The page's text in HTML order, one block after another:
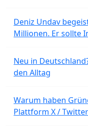
Deniz Undav
Millionen. Er sollte
Neu in
den Alltag
Warum haben
Plattform X /